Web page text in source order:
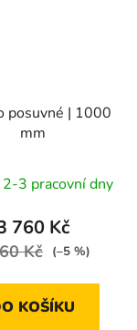
posuvné | 1000
mm
3 pracovní dny
760 Kč
Kč (–5 %)
KOŠÍKU